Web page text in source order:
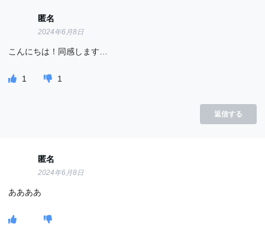
匿名
2024年6月8日
こんにちは！同感します…
1 1
返信する
匿名
2024年6月8日
ああああ